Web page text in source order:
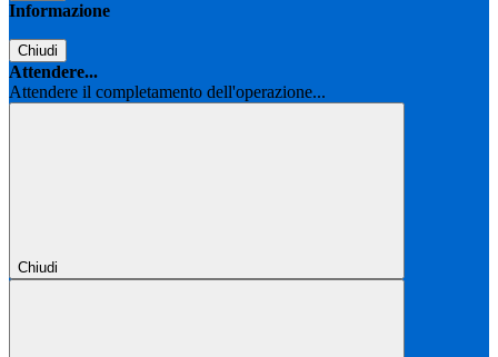
Informazione
Chiudi
Attendere...
Attendere il completamento dell'operazione...
Chiudi